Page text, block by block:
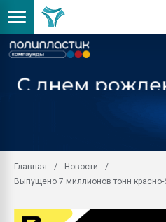
Главная
Новости
Выпущено 7 миллионов тонн красно-